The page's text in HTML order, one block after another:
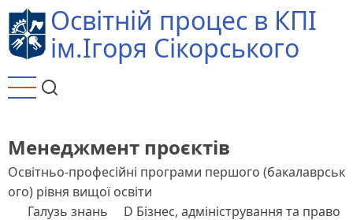
Перейти
до
основного
Освітній процес в КПІ
ім.Ігоря Сікорського
Менеджмент проєктів
Освітньо-професійні програми першого (бакалаврськ
ого) рівня вищої освіти
Галузь знань
D Бізнес, адміністрування та право